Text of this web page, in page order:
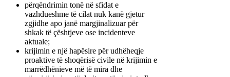
përqëndrimin tonë në sfidat e
vazhdueshme të cilat nuk kanë gjetur
zgjidhe apo janë margjinalizuar për
shkak të çështjeve ose incidenteve
aktuale;
krijimin e një hapësire për udhëheqje
proaktive të shoqërisë civile në krijimin e
marrëdhënieve më të mira dhe